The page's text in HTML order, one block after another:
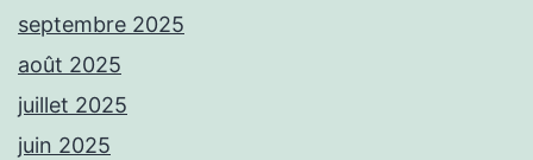
septembre 2025
août 2025
juillet 2025
juin 2025